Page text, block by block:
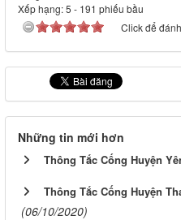
Xếp hạng:5 - 191 phiếu bầu
Click để
Những tin mới hơn
Thông Tắc Cống Huyện
Thông Tắc Cống Huyện
(06/10/2020)